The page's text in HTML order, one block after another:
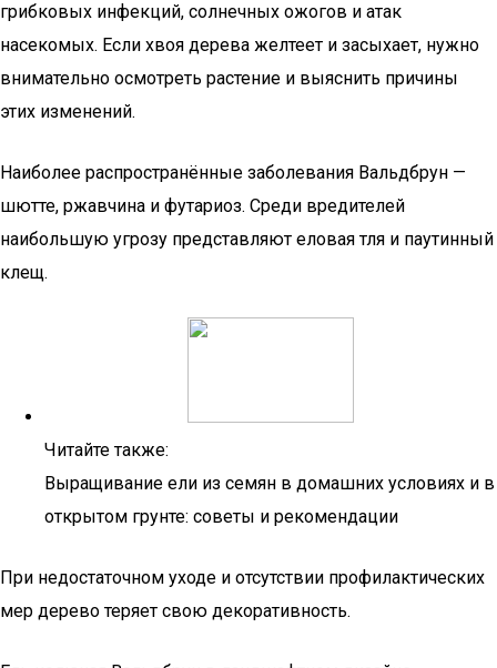
грибковых инфекций, солнечных ожогов и атак
насекомых. Если хвоя дерева желтеет и засыхает, нужно
внимательно осмотреть растение и выяснить причины
этих изменений.
Наиболее распространённые заболевания Вальдбрун —
шютте, ржавчина и футариоз. Среди вредителей
наибольшую угрозу представляют еловая тля и паутинный
клещ.
Читайте также:
Выращивание ели из семян в домашних условиях и в
открытом грунте: советы и рекомендации
При недостаточном уходе и отсутствии профилактических
мер дерево теряет свою декоративность.